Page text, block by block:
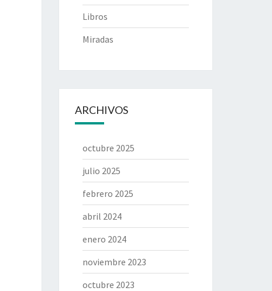
Libros
Miradas
ARCHIVOS
octubre 2025
julio 2025
febrero 2025
abril 2024
enero 2024
noviembre 2023
octubre 2023